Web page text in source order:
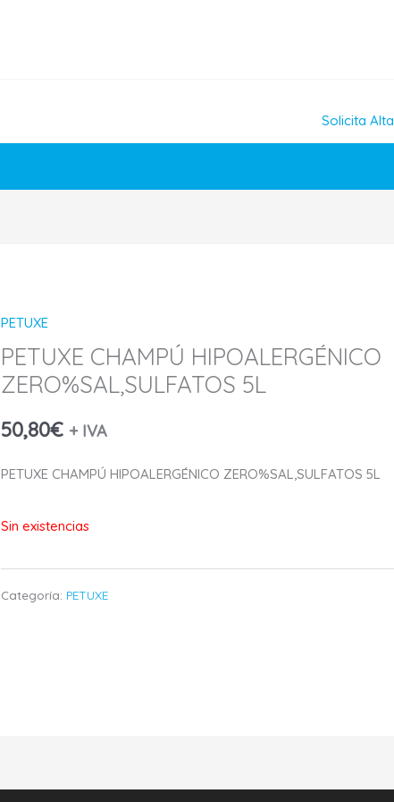
Solicita Alta
PETUXE
PETUXE CHAMPÚ HIPOALERGÉNICO
ZERO%SAL,SULFATOS 5L
50,80€ + IVA
PETUXE CHAMPÚ HIPOALERGÉNICO ZERO%SAL,SULFATOS 5L
Sin existencias
Categoría: PETUXE